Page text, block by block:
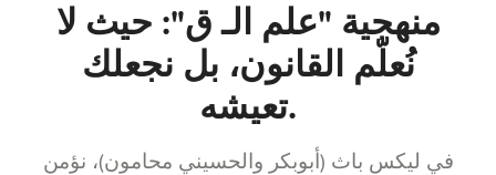
منهجية "علم الـ ق": حيث لا
نُعلّم القانون، بل نجعلك
تعيشه.
في ليكس باث (أبوبكر والحسيني محامون)، نؤمن